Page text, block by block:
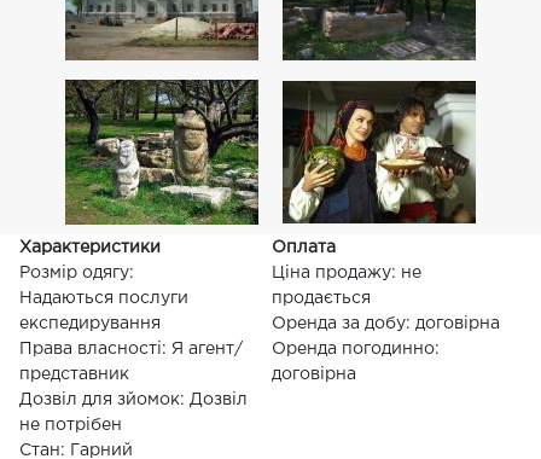
Характеристики
Розмір одягу:
Надаються послуги
експедирування
Права власності: Я агент/
представник
Дозвіл для зйомок: Дозвіл
не потрібен
Стан: Гарний
Оплата
Ціна продажу: не
продається
Оренда за добу: договірна
Оренда погодинно:
договірна